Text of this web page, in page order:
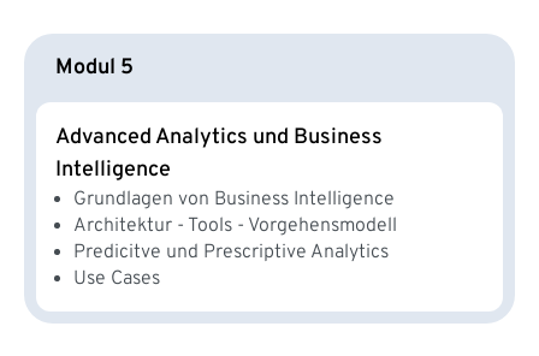
Modul 5
Advanced Analytics und Business
Intelligence
Grundlagen von Business Intelligence
Architektur - Tools - Vorgehensmodell
Predicitve und Prescriptive Analytics
Use Cases